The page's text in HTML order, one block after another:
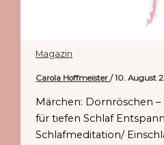
Magazin
Carola Hoffmeister/10. August
Märchen: Dornröschen
für tiefen Schlaf
Schlafmeditation/